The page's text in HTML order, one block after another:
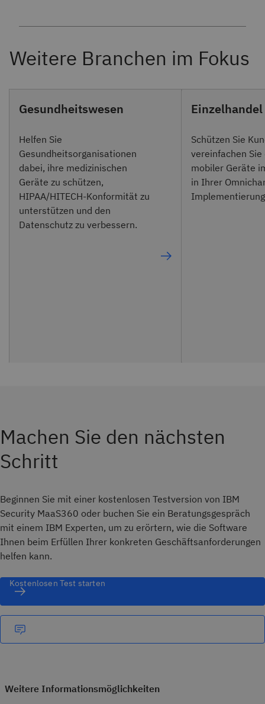
Gesundheitswesen
Helfen Sie
Gesundheitsorganisationen
dabei, ihre medizinischen
Geräte zu schützen,
HIPAA/HITECH-Konformität zu
unterstützen und den
Datenschutz zu verbessern.
Einzelhandel
Schützen Sie
vereinfachen
mobiler Geräte
in Ihrer
Machen Sie den nächsten
Schritt
Beginnen Sie mit einer kostenlosen Testversion von IBM
Security MaaS360 oder buchen Sie ein Beratungsgespräch
mit einem IBM Experten, um zu erörtern, wie die Software
Ihnen beim Erfüllen Ihrer konkreten Geschäftsanforderungen
helfen kann.
Kostenlosen Test starten
Weitere Informationsmöglichkeiten